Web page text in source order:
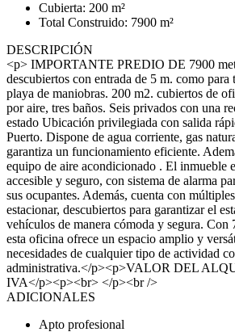
Cubierta: 200 m²
Total Construido: 7900 m²
DESCRIPCIÓN
<p> IMPORTANTE PREDIO DE 7900
descubiertos con entrada de 5 m. como
playa de maniobras. 200 m2. cubiertos de
por aire, tres baños. Seis privados con una
estado Ubicación privilegiada con salida
Puerto. Dispone de agua corriente, gas
garantiza un funcionamiento eficiente.
equipo de aire acondicionado . El inmueble
accesible y seguro, con sistema de alarma
sus ocupantes. Además, cuenta con
estacionar, descubiertos para garantizar el
vehículos de manera cómoda y segura. Con
esta oficina ofrece un espacio amplio y
necesidades de cualquier tipo de actividad
administrativa.</p><p>VALOR DEL
IVA</p><p><br> </p><br />
ADICIONALES
Apto profesional